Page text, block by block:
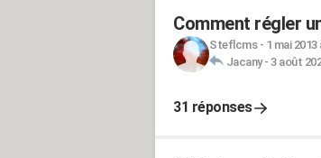
Comment régler
Steflcms- 1 mai 2013
Jacany- 3 août
31 réponses